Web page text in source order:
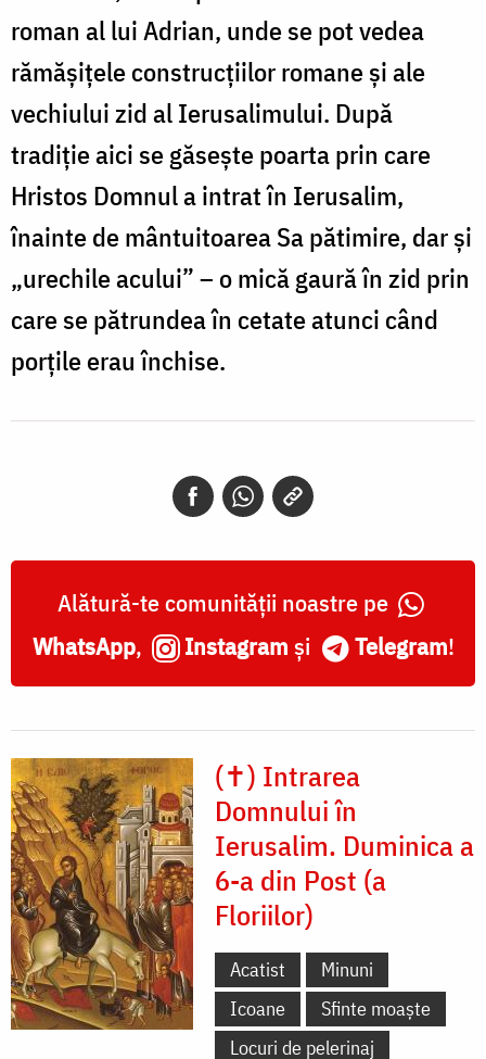
roman al lui Adrian, unde se pot vedea
rămășițele construcțiilor romane și ale
vechiului zid al Ierusalimului. După
tradiție aici se găsește poarta prin care
Hristos Domnul a intrat în Ierusalim,
înainte de mântuitoarea Sa pătimire, dar și
„urechile acului” – o mică gaură în zid prin
care se pătrundea în cetate atunci când
porțile erau închise.
Alătură-te comunității noastre pe
WhatsApp, Instagram și Telegram!
(✝) Intrarea
Domnului în
Ierusalim. Duminica a
6-a din Post (a
Floriilor)
Acatist
Minuni
Icoane
Sfinte moaște
Locuri de pelerinaj